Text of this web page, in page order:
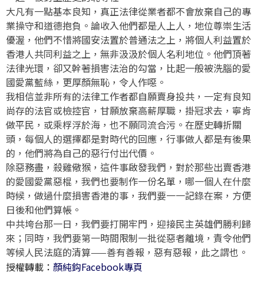
大凡有一點基本良知，真正法律從業者都不會放棄自己的專
業操守和道德抱負。論收入他們都是人上人，地位尊崇生活
優渥，他們不惜將國安法置於普通法之上，將個人利益置於
香港人共同利益之上，無非汲汲於個人名利地位。他們頂著
法律光環，卻又幹著損害法治的勾當，比起一般被洗腦的愛
國愛黨藍絲，更厚顏無恥，令人作噁。
我相信並非所有的法律工作者都自願賣身投共，一定有良知
尚存的法官或檢控官，甘願放棄高薪厚職，掛冠求去，寧肯
做平民，或乘桴浮於海，也不願同流合污。在歷史轉折關
頭，每個人的選擇都是對時代的回應，行事做人都是有後果
的，他們將為自己的惡行付出代價。
除惡務盡，殺雞儆猴，這件事啟發我們，對於那些出賣香港
的愛國愛黨惡棍，我們也要制作一份名單，哪一個人在什麼
時候，做過什麼損害香港的事，我們要一一記錄在案，方便
日後和他們算帳。
中共垮台那一日，我們要打開牢門，迎接民主英雄們勝利歸
來；同時，我們要第一時間限制一批從惡者離境，責令他們
等候人民法庭的清算——善有善報，惡有惡報，此之謂也。
授權轉載： 顏純鈎Facebook專頁